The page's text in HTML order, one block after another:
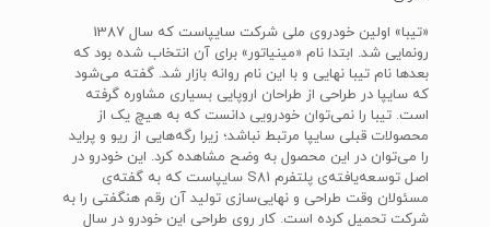
«تیبا» اولین خودروی ملی شرکت سایپاست که سال 1387
رونمایی شد. ابتدا نام «مینیاتور» برای آن انتخاب شده بود که
بعدها نام تیبا نهایی و با این نام روانه بازار شد. گفته می‌شود
که سایپا در طراحی از طراحان اروپایی بسیاری مشاوره گرفته
است. تیبا را نمی‌توان خودرویی دانست که به هیچ یک از
محصولات قبلی سایپا مرتبط نباشد؛ زیرا رگه‌هایی از ریو و پراید
را می‌توان در این محصول به وضح مشاهده کرد. این خودرو در
اصل توسعه‌یافته‌ی پلتفرم‌ S81‌ سایپاست که به گفته‌ی
مسئولان وقت طراحی و نهایی‌سازی تولید آن رقم هنگفتی را به
شرکت تحمیل کرده است. کار روی طراحی این خودرو در سال